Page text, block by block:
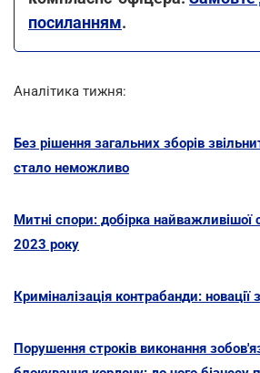
посиланням.
Аналітика тижня:
Без рішення загальних зборів
стало неможливо
Митні спори: добірка найважливішої
2023 року
Криміналізація контрабанди: новації
Порушення строків виконання